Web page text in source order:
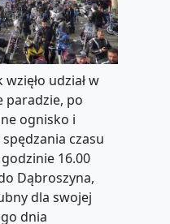
udział w
paradzie, po
ognisko i
czasu
16.00
Dąbroszyna,
dla swojej
dnia